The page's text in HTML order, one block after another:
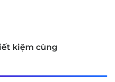
kiệm cùng